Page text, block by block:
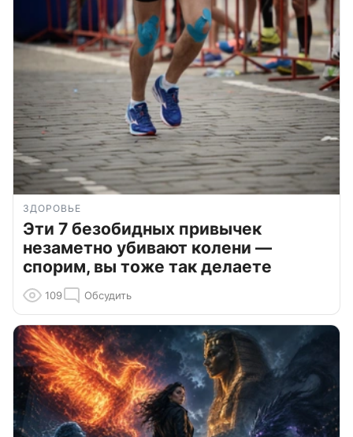
ЗДОРОВЬЕ
Эти 7 безобидных привычек
незаметно убивают колени —
спорим, вы тоже так делаете
109 Обсудить